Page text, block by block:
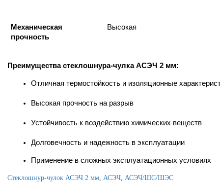
Механическая
прочность
Высокая
Преимущества стеклошнура-чулка АСЭЧ 2 мм:
Отличная термостойкость и изоляционные
Высокая прочность на разрыв
Устойчивость к воздействию химических веществ
Долговечность и надежность в эксплуатации
Применение в сложных эксплуатационных условиях
Стеклошнур-чулок АСЭЧ 2 мм АСЭЧ АСЭЧ/ШС/ШЭС